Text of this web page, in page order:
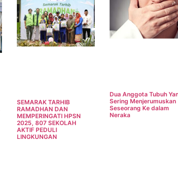
SEMARAK TARHIB
RAMADHAN DAN
MEMPERINGATI HPSN
2025, 807 SEKOLAH
AKTIF PEDULI
LINGKUNGAN
Dua Anggota Tubuh
Sering Menjerumuskan
Seseorang Ke dalam
Neraka